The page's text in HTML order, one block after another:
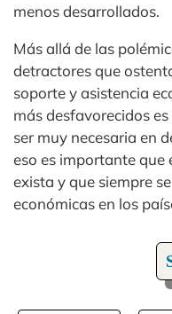
menos desarrollados.
Más allá de las
detractores que
soporte y asistencia
más desfavorecidos
ser muy necesaria en
eso es importante que
exista y que siempre
económicas en los